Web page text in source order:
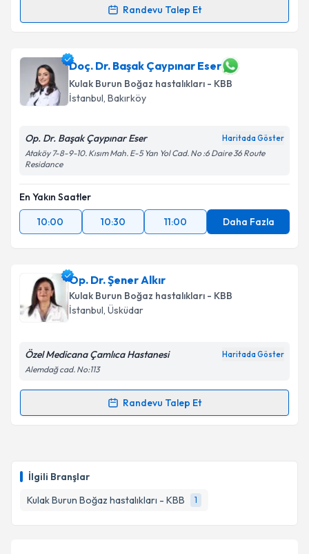
İlgili Branşlar
Kulak Burun Boğaz hastalıkları - KBB
1
Randevu Talep Et
takvim hazırlandığında e-posta ile bilgilendireceğiz.
E-posta Adresiniz
Kişisel verilerimin işlenmesine ilişkinAydınlatma
kapsamda işlenmesini kabul ediyorum.
Takvim Talebini Gönder
Doç. Dr. Başak Çaypınar Eser
Kulak Burun Boğaz hastalıkları - KBB
İstanbul, Bakırköy
Op. Dr. Başak Çaypınar Eser Haritada Göster
Ataköy 7-8-9-10. Kısım Mah. E-5 Yan Yol Cad. No :6 Daire 36 Route
Residance
En Yakın Saatler
10:00
10:30 11:00 Daha Fazla
Op. Dr. Şener Alkır
Kulak Burun Boğaz hastalıkları - KBB
İstanbul, Üsküdar
Özel Medicana Çamlıca Hastanesi Haritada Göster
Alemdağ cad. No:113
Randevu Talep Et
Randevu Takvimi Talebi
takvim hazırlandığında e-posta ile bilgilendireceğiz.